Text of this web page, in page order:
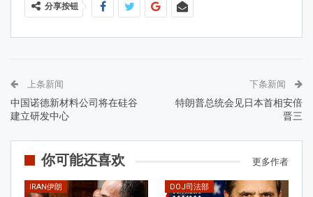
分享按钮
上条新闻
中国诺德新材料公司将在硅谷
建立研发中心
下条新闻
特朗普总统会见日本首相安倍
晋三
你可能还喜欢 更多作者
IRAN伊朗 DOJ司法部